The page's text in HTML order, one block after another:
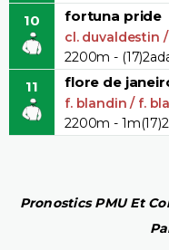
10 fortuna pride
cl. duvaldestin
2200m -
11 flore de
f. blandin / f.
2200m -
Pronostics PMU Et